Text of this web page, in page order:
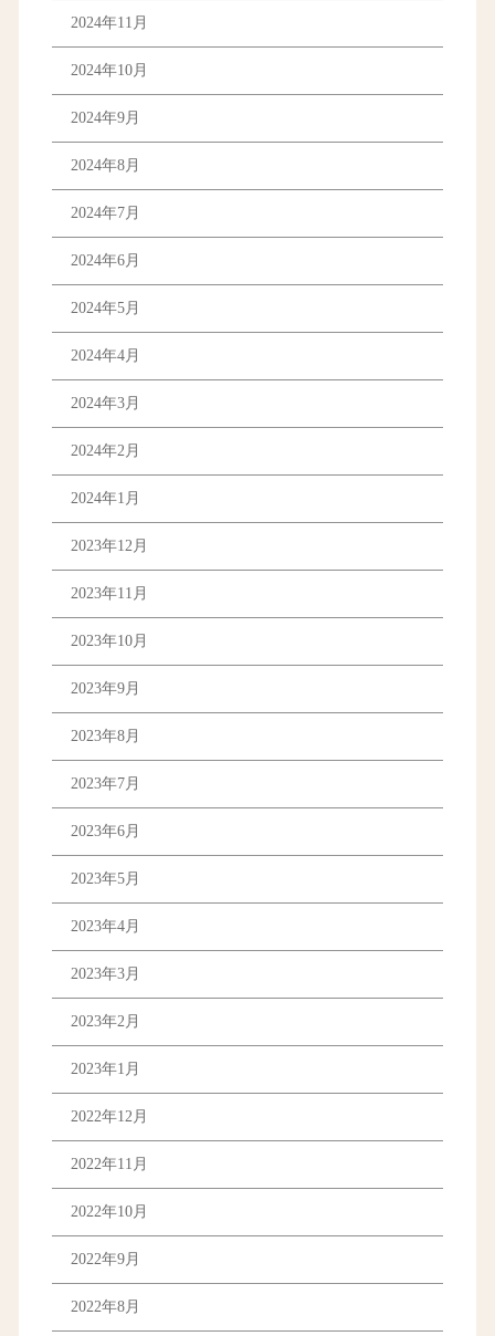
2024年11月
2024年10月
2024年9月
2024年8月
2024年7月
2024年6月
2024年5月
2024年4月
2024年3月
2024年2月
2024年1月
2023年12月
2023年11月
2023年10月
2023年9月
2023年8月
2023年7月
2023年6月
2023年5月
2023年4月
2023年3月
2023年2月
2023年1月
2022年12月
2022年11月
2022年10月
2022年9月
2022年8月